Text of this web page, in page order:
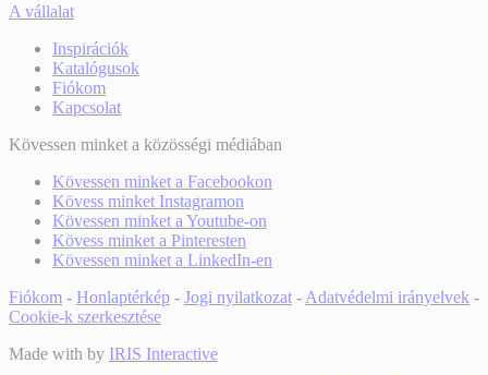
A vállalat
Inspirációk
Katalógusok
Fiókom
Kapcsolat
Kövessen minket a közösségi médiában
Kövessen minket a Facebookon
Kövess minket Instagramon
Kövessen minket a Youtube-on
Kövess minket a Pinteresten
Kövessen minket a LinkedIn-en
Fiókom - Honlaptérkép - Jogi nyilatkozat - Adatvédelmi irányelvek -
Cookie-k szerkesztése
Made with by IRIS Interactive